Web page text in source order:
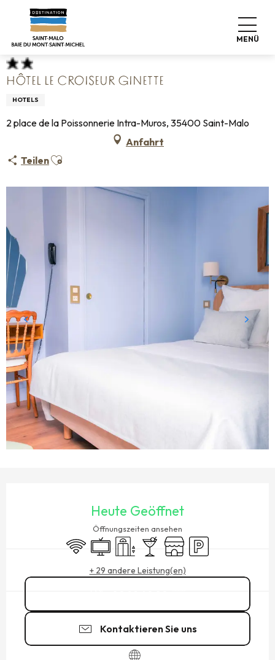
contenu
MENÜ
Startseite
Hotels
Hôtel Le Croiseur Ginette
HÔTEL LE CROISEUR GINETTE
HOTELS
2 place de la Poissonnerie Intra-Muros, 35400 Saint-Malo
Anfahrt
TeilenAjouter aux favoris
Heute Geöffnet
Öffnungszeiten ansehen
Wi-Fi FernsehenAufzugBar / Getränkestand
Shop Parkplatz
+ 29 andere Leistung(en)
Kontaktieren Sie uns